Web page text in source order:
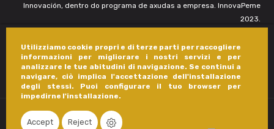
Utilizziamo cookie propri e di terze parti per raccogliere
informazioni per migliorare i nostri servizi e per
analizzare le tue abitudini di navigazione. Se continui a
navigare, ciò implica l'accettazione dell'installazione
degli stessi. Puoi configurare il tuo browser per
impedirne l'installazione.
Accept Reject
Innovación, dentro do programa de axudas a empresa. InnovaPeme
2023.